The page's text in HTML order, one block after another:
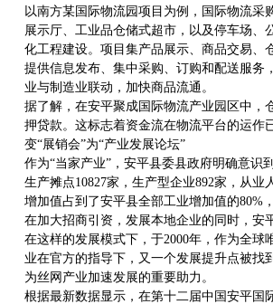
以南方某国际物流园项目为例，国际物流采
展示厅、工业品仓储式超市，以及停车场、
化工程建设。项目集产品展示、商品交易、
提供信息发布、集中采购、订购和配送服务
业与制造业联动，加快商品流通。
据了解，在安平聚成国际物流产业园区中，
押贷款。这标志着资金流在物流平台的运作
变“展销会”为“产业发展论坛”
作为“当家产业”，安平县委县政府明确意识
生产摊点10827家，生产型企业892家，从
增加值占到了安平县全部工业增加值的80%
在加大招商引资，发展本地企业的同时，安
在这样的发展模式下，于2000年，作为全
业在官方的指导下，又一个发展提升点被找
为丝网产业加速发展的重要助力。
根据最新数据显示，在第十二届中国安平国